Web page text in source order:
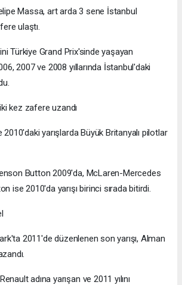
Massa, art arda 3 sene İstanbul
ulaştı.
Türkiye Grand Prix'sinde yaşayan
2007 ve 2008 yıllarında İstanbul'daki
kez zafere uzandı
yarışlarda Büyük Britanyalı pilotlar
Button 2009'da, McLaren-Mercedes
ise 2010'da yarışı birinci sırada bitirdi.
2011'de düzenlenen son yarışı, Alman
adına yarışan ve 2011 yılını